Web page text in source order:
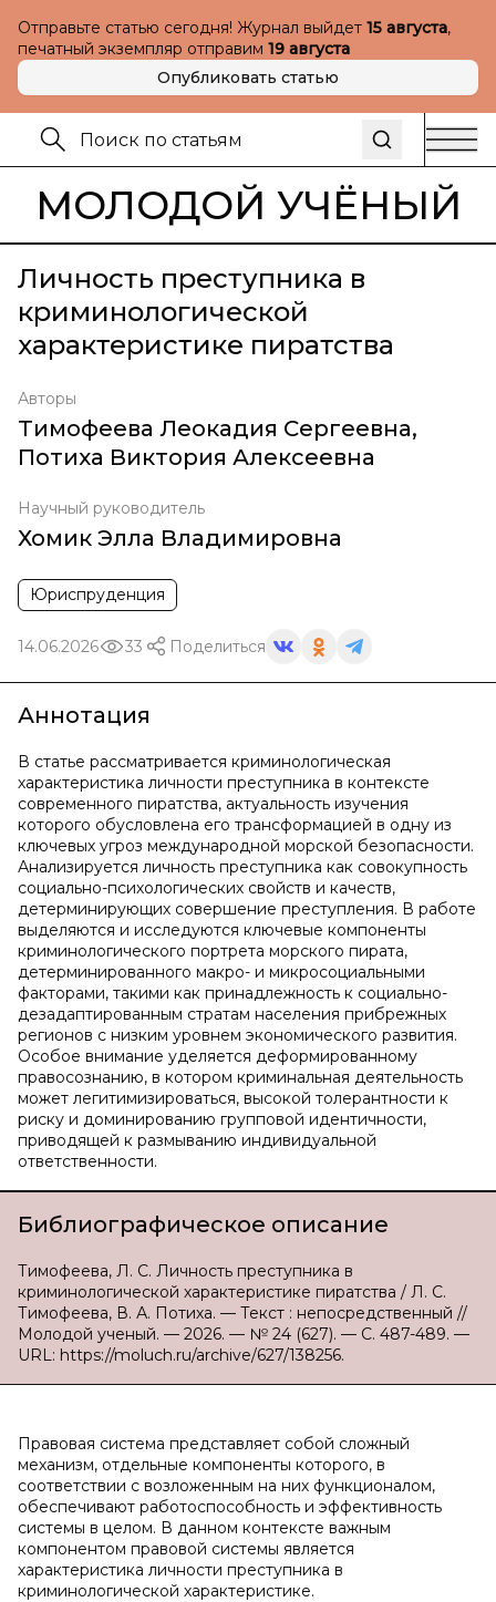
Отправьте статью сегодня! Журнал выйдет 15 августа,
печатный экземпляр отправим 19 августа
Опубликовать статью
МОЛОДОЙ УЧЁНЫЙ
Личность преступника в
криминологической
характеристике пиратства
Авторы
Тимофеева Леокадия Сергеевна,
Потиха Виктория Алексеевна
Научный руководитель
Хомик Элла Владимировна
Юриспруденция
14.06.2026 33 Поделиться
Аннотация
В статье рассматривается криминологическая
характеристика личности преступника в контексте
современного пиратства, актуальность изучения
которого обусловлена его трансформацией в одну из
ключевых угроз международной морской безопасности.
Анализируется личность преступника как совокупность
социально-психологических свойств и качеств,
детерминирующих совершение преступления. В работе
выделяются и исследуются ключевые компоненты
криминологического портрета морского пирата,
детерминированного макро- и микросоциальными
факторами, такими как принадлежность к социально-
дезадаптированным стратам населения прибрежных
регионов с низким уровнем экономического развития.
Особое внимание уделяется деформированному
правосознанию, в котором криминальная деятельность
может легитимизироваться, высокой толерантности к
риску и доминированию групповой идентичности,
приводящей к размыванию индивидуальной
ответственности.
Библиографическое описание
Тимофеева, Л. С. Личность преступника в
криминологической характеристике пиратства / Л. С.
Тимофеева, В. А. Потиха. — Текст : непосредственный //
Молодой ученый. — 2026. — № 24 (627). — С. 487-489. —
URL: https://moluch.ru/archive/627/138256.
Правовая система представляет собой сложный
механизм, отдельные компоненты которого, в
соответствии с возложенным на них функционалом,
обеспечивают работоспособность и эффективность
системы в целом. В данном контексте важным
компонентом правовой системы является
характеристика личности преступника в
криминологической характеристике.